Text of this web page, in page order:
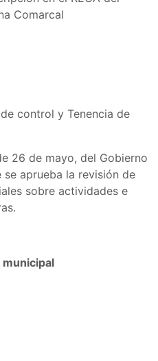
Comarcal
control y Tenencia de
26 de mayo, del Gobierno
aprueba la revisión de
sobre actividades e
municipal